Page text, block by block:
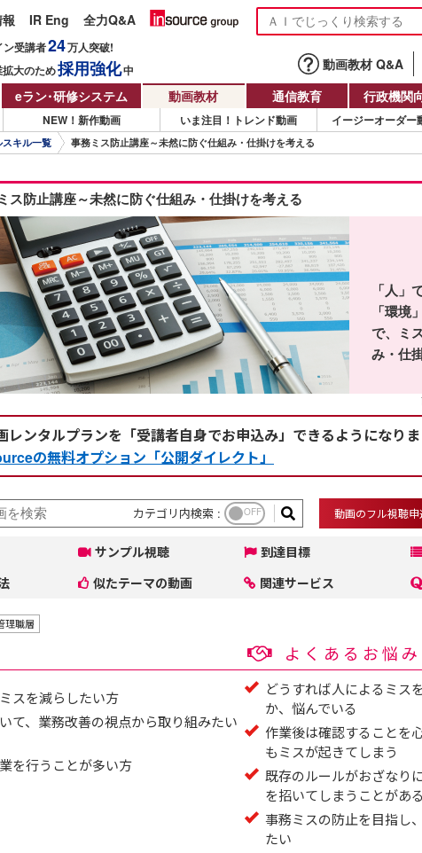
IR Eng 全力Q&A
ン受講者24万人突破!
大のため採用強化中 動画教材 Q&A
eラン・研修システム 動画教材 通信教育 行政機関
NEW！新作動画 いま注目！トレンド動画 イージーオーダー
スキル一覧 事務ミス防止講座～未然に防ぐ仕組み・仕掛けを考える
ス防止講座～未然に防ぐ仕組み・仕掛けを考える
「人」
「環境
で、ミ
み・仕
レンタルプランを「受講者自身でお申込み」できるようになりま
の無料オプション「公開ダイレクト」
カテゴリ内検索 : OFF 動画のフル視聴申
サンプル視聴 到達目標
似たテーマの動画 関連サービス
理職層
スを減らしたい方
て、業務改善の視点から取り組みたい
を行うことが多い方
よくあるお悩
どうすれば人によるミス
か、悩んでいる
作業後は確認することを
もミスが起きてしまう
既存のルールがおざなり
を招いてしまうことがある
事務ミスの防止を目指し
たい